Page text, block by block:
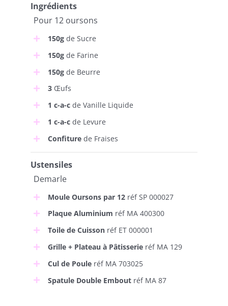
Ingrédients
Pour 12 oursons
150gde Sucre
150gde Farine
150gde Beurre
3Œufs
1 c-a-cde Vanille Liquide
1 c-a-cde Levure
Confiturede Fraises
Ustensiles
Demarle
Moule Oursons par 12réf SP 000027
Plaque Aluminium réf MA 400300
Toile de Cuissonréf ET 000001
Grille + Plateau à Pâtisserieréf MA 129
Cul de Pouleréf MA 703025
Spatule Double Emboutréf MA 87